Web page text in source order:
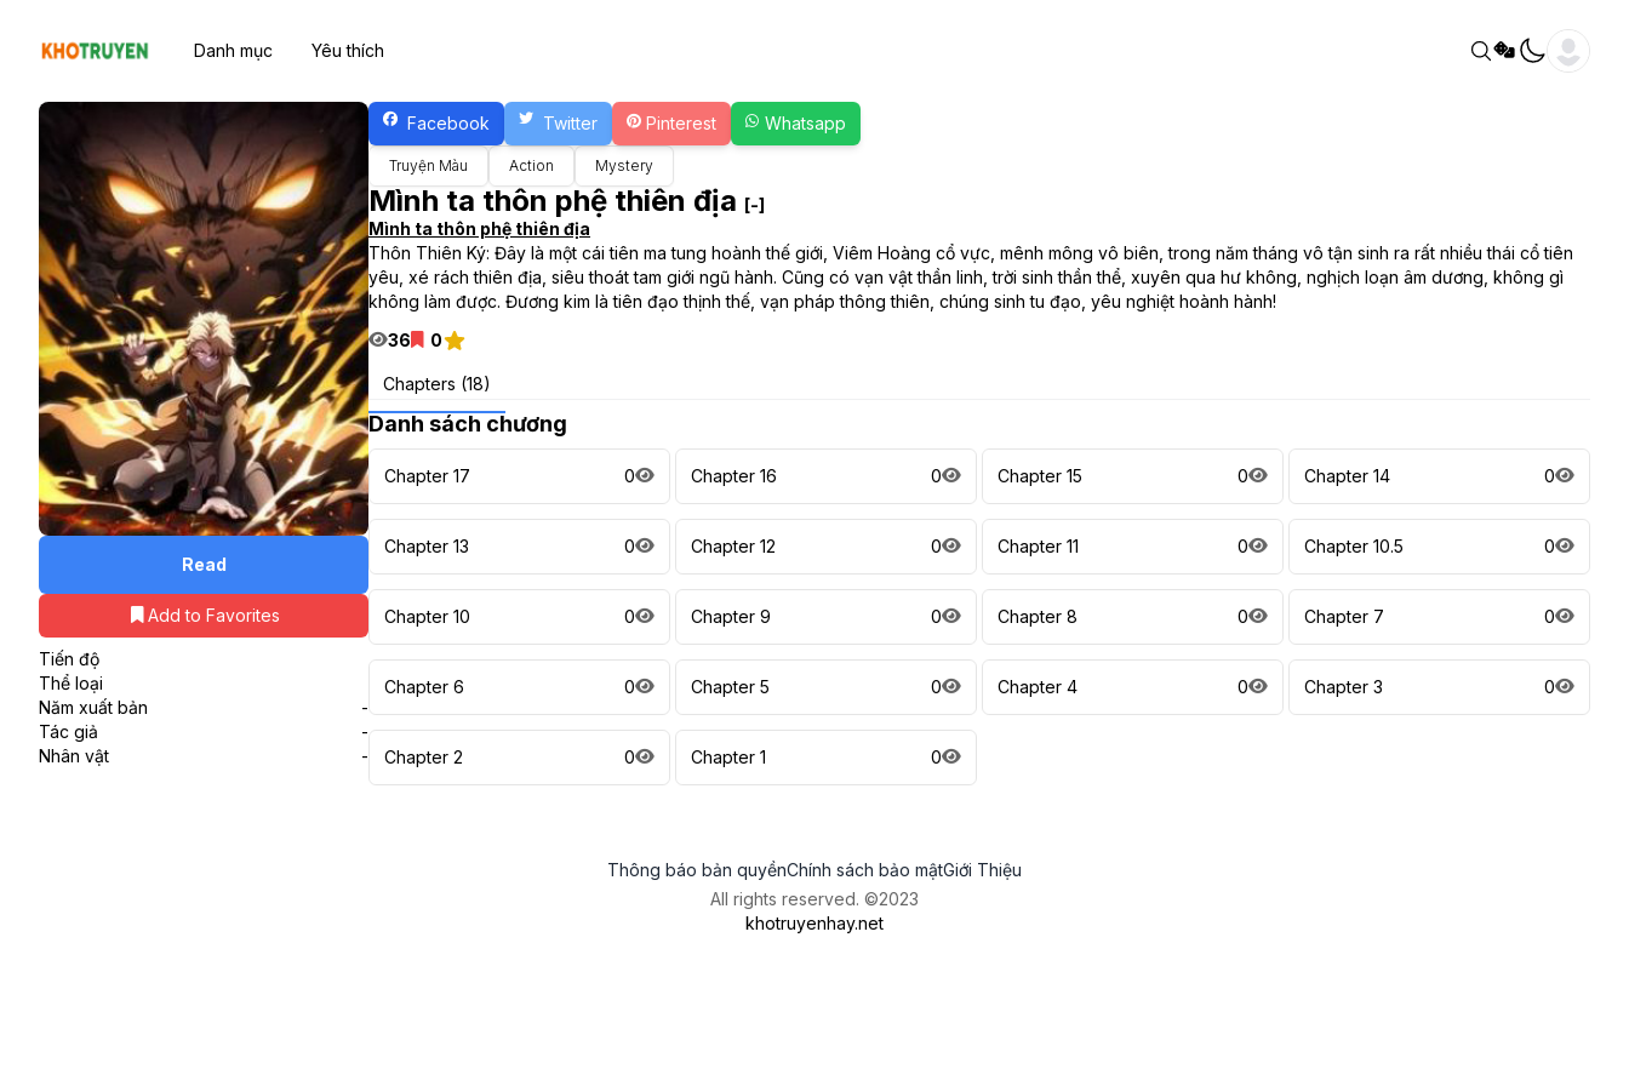
Danh mục Yêu thích
Read
Add to Favorites
Tiến độ
Thể loại
Năm xuất bản
-
Tác giả
-
Nhân vật
-
Facebook Twitter Pinterest Whatsapp
Truyện Màu Action Mystery
Mình ta thôn phệ thiên địa [-]
Mình ta thôn phệ thiên địa
Thôn Thiên Ký: Đây là một cái tiên ma tung hoành thế giới, Viêm Hoàng cổ vực, mênh mông vô biên, trong năm tháng vô tận sinh ra rất nhiều thái cổ tiên
yêu, xé rách thiên địa, siêu thoát tam giới ngũ hành. Cũng có vạn vật thần linh, trời sinh thần thể, xuyên qua hư không, nghịch loạn âm dương, không gì
không làm được. Đương kim là tiên đạo thịnh thế, vạn pháp thông thiên, chúng sinh tu đạo, yêu nghiệt hoành hành!
36
0
Chapters (18)
Danh sách chương
Chapter 17 0 Chapter 16 0 Chapter 15 0 Chapter 14 0
Chapter 13 0 Chapter 12 0 Chapter 11 0 Chapter 10.5 0
Chapter 10 0 Chapter 9 0 Chapter 8 0 Chapter 7 0
Chapter 6 0 Chapter 5 0 Chapter 4 0 Chapter 3 0
Chapter 2 0 Chapter 1 0
Thông báo bản quyềnChính sách bảo mậtGiới Thiệu
All rights reserved. ©2023
khotruyenhay.net